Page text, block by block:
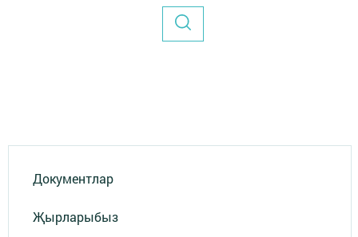
Документлар
Җырларыбыз